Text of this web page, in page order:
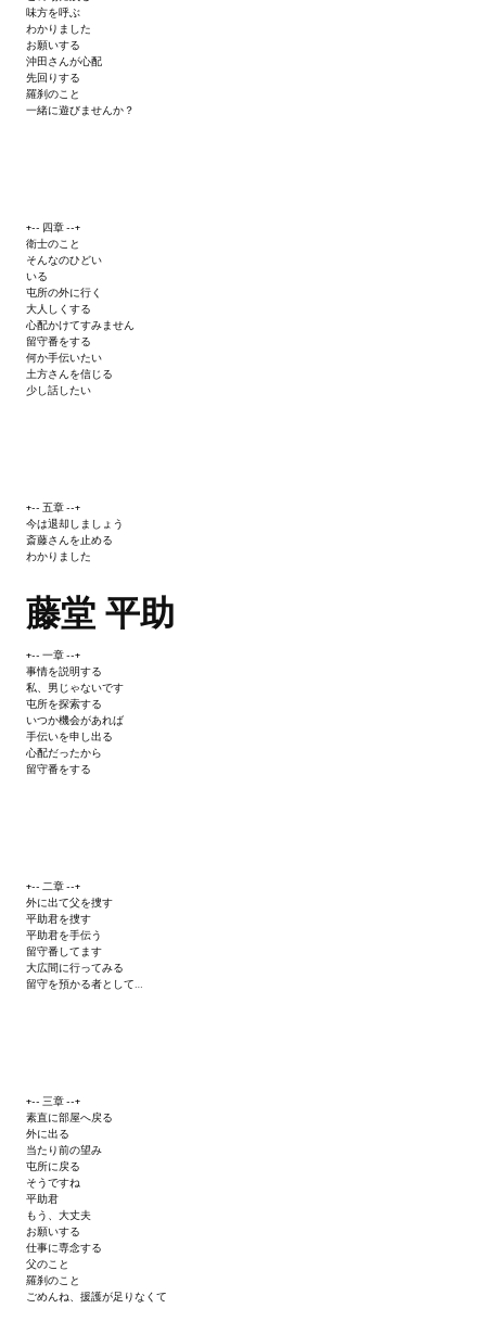
Doom 3 Remaster Fan Edition
X2 - The Threat Remaster Fan Edition
Quake III Arena Remaster Fan Edition
Aliens versus Predator 1 Remaster Fan Edition
Aliens versus Predator 2 Remaster Fan Edition
Age of Pirates: Caribbean Tales Remaster Fan Edition
Sea Dogs - City of Abandoned Ships Remaster Fan Edition
Nekopara Vol2 (Rus Version)
Nekopara Vol3 (Rus Version)
味方を呼ぶ
わかりました
お願いする
沖田さんが心配
先回りする
羅刹のこと
一緒に遊びませんか？
+-- 四章 --+
衛士のこと
そんなのひどい
いる
屯所の外に行く
大人しくする
心配かけてすみません
留守番をする
何か手伝いたい
土方さんを信じる
少し話したい
+-- 五章 --+
今は退却しましょう
斎藤さんを止める
わかりました
藤堂 平助
+-- 一章 --+
事情を説明する
私、男じゃないです
屯所を探索する
いつか機会があれば
手伝いを申し出る
心配だったから
留守番をする
+-- 二章 --+
外に出て父を捜す
平助君を捜す
平助君を手伝う
留守番してます
大広間に行ってみる
留守を預かる者として…
+-- 三章 --+
素直に部屋へ戻る
外に出る
当たり前の望み
屯所に戻る
そうですね
平助君
もう、大丈夫
お願いする
仕事に専念する
父のこと
羅刹のこと
ごめんね、援護が足りなくて